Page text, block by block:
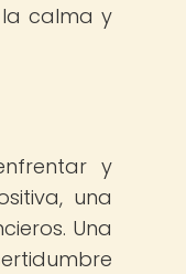
calma y
y
una
Una